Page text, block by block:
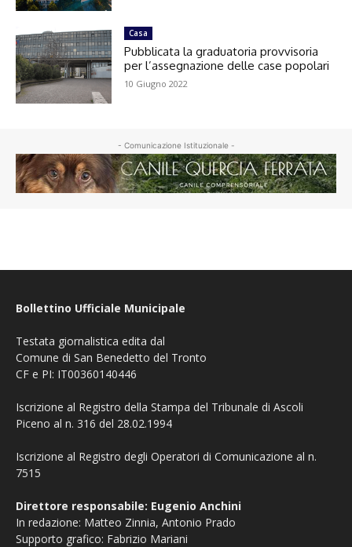
Casa
Pubblicata la graduatoria provvisoria
per l’assegnazione delle case popolari
10 Giugno 2022
- Comunicazione Istituzionale -
Bollettino Ufficiale Municipale
Testata giornalistica edita dal
Comune di San Benedetto del Tronto
CF e PI: IT00360140446
Iscrizione al Registro della Stampa del Tribunale di Ascoli
Piceno al n. 316 del 28.02.1994
Iscrizione al Registro degli Operatori di Comunicazione al n.
7515
Direttore responsabile: Eugenio Anchini
In redazione: Matteo Zinnia, Antonio Prado
Supporto grafico: Fabrizio Mariani